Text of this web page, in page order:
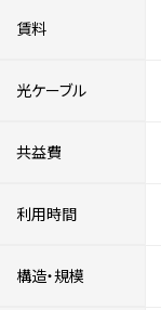
賃料
光ケーブル
共益費
利用時間
構造・規模